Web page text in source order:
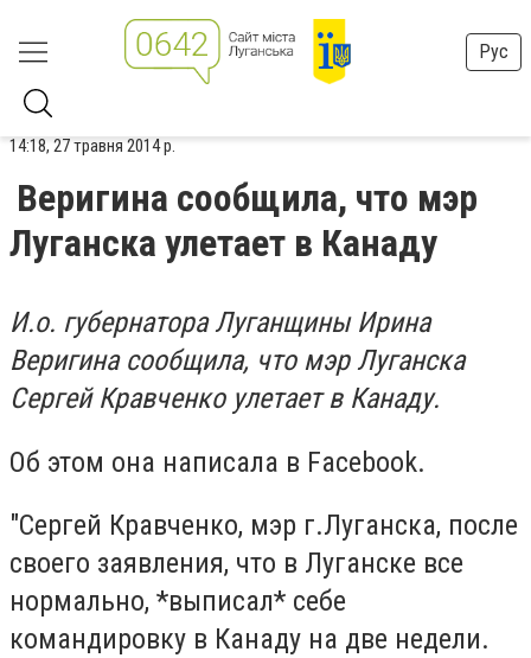
Рус
14:18, 27 травня 2014 р.
Веригина сообщила, что мэр
Луганска улетает в Канаду
И.о. губернатора Луганщины Ирина
Веригина сообщила, что мэр Луганска
Сергей Кравченко улетает в Канаду.
Об этом она написала в Facebook.
"Сергей Кравченко, мэр г.Луганска, после
своего заявления, что в Луганске все
нормально, *выписал* себе
командировку в Канаду на две недели.